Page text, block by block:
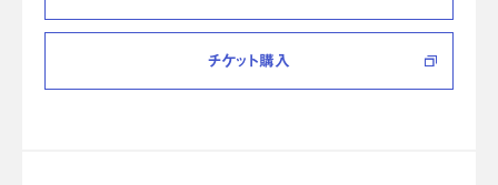
チケット購入